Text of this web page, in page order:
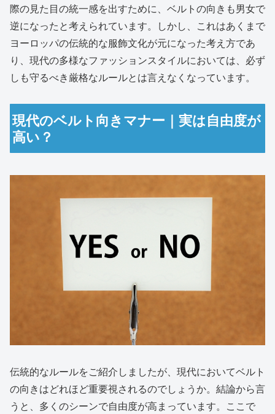
際の見た目の統一感を出すために、ベルトの向きも男女で
逆になったと考えられています。しかし、これはあくまで
ヨーロッパの伝統的な服飾文化が元になった考え方であ
り、現代の多様なファッションスタイルにおいては、必ず
しも守るべき厳格なルールとは言えなくなっています。
現代のベルト向きマナー｜実は自由度が
高い？
伝統的なルールをご紹介しましたが、現代においてベルト
の向きはどれほど重要視されるのでしょうか。結論から言
うと、多くのシーンで自由度が高まっています。ここで